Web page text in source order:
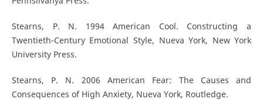
Stearns, P. N. 1994 American Cool. Constructing a
Twentieth-Century Emotional Style, Nueva York, New York
University Press.
Stearns, P. N. 2006 American Fear: The Causes and
Consequences of High Anxiety, Nueva York, Routledge.